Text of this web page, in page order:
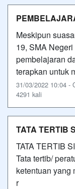
Meskipun
19, SMA
pembelajaran
terapkan untuk
31/03/2022 10:04 -
4291 kali
TATA TERTIB
TATA TERTIB
Tata tertib/
ketentuan yang
r